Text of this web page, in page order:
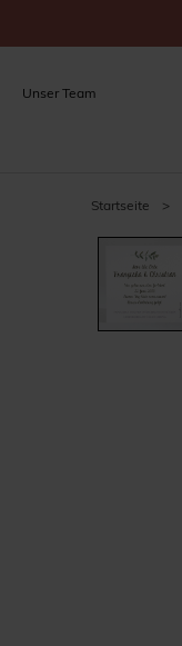
Unser Team
Startseite >